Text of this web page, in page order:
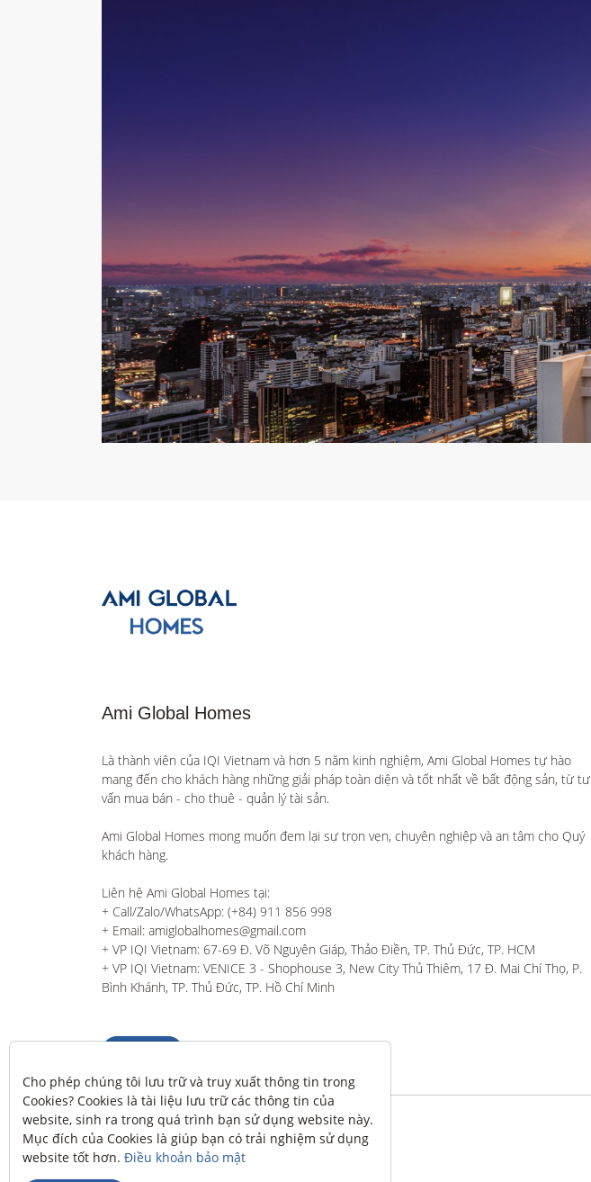
Ami Global Homes
Là thành viên của IQI Vietnam và hơn 5 năm kinh nghiệm, Ami Global Homes tự hào
mang đến cho khách hàng những giải pháp toàn diện và tốt nhất về bất động sản, từ tư
vấn mua bán - cho thuê - quản lý tài sản.
Ami Global Homes mong muốn đem lại sự trọn vẹn, chuyên nghiệp và an tâm cho Quý
khách hàng.
Liên hệ Ami Global Homes tại:
+ Call/Zalo/WhatsApp: (+84) 911 856 998
+ Email: amiglobalhomes@gmail.com
+ VP IQI Vietnam: 67-69 Đ. Võ Nguyên Giáp, Thảo Điền, TP. Thủ Đức, TP. HCM
+ VP IQI Vietnam: VENICE 3 - Shophouse 3, New City Thủ Thiêm, 17 Đ. Mai Chí Thọ, P.
Bình Khánh, TP. Thủ Đức, TP. Hồ Chí Minh
Cho phép chúng tôi lưu trữ và truy xuất thông tin trong
Cookies? Cookies là tài liệu lưu trữ các thông tin của
website, sinh ra trong quá trình bạn sử dụng website này.
Mục đích của Cookies là giúp bạn có trải nghiệm sử dụng
website tốt hơn. Điều khoản bảo mật